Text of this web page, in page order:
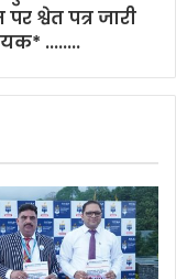
श्वेत पत्र जारी
........